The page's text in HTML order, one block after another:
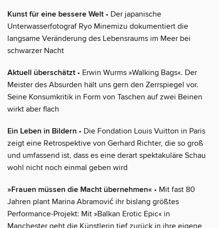
Kunst für eine bessere Welt • Der japanische
Unterwasserfotograf Ryo Minemizu dokumentiert die
langsame Veränderung des Lebensraums im Meer bei
schwarzer Nacht
Aktuell überschätzt • Erwin Wurms »Walking Bags«. Der
Meister des Absurden hält uns gern den Zerrspiegel vor.
Seine Konsumkritik in Form von Taschen auf zwei Beinen
wirkt aber flach
Ein Leben in Bildern • Die Fondation Louis Vuitton in Paris
zeigt eine Retrospektive von Gerhard Richter, die so groß
und umfassend ist, dass es eine derart spektakuläre Schau
wohl nicht noch einmal geben wird
»Frauen müssen die Macht übernehmen« • Mit fast 80
Jahren plant Marina Abramović ihr bislang größtes
Performance-Projekt: Mit »Balkan Erotic Epic« in
Manchester geht die Künstlerin tief zurück in ihre eigene